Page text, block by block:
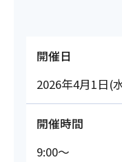
開催日
2026年4月1日(
開催時間
9:00～